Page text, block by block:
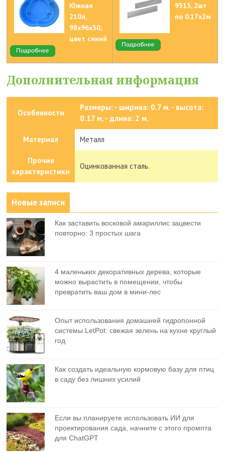
Южная
210л,
98х96х30,
цвет синий
9315, 2шт
по 0,17х2м
Дополнительная информация
Особенности
Размеры: - ширина: 0.7 м. - высота:
0.17 м. - длина: 2 м.
Материал Металл
Прочие
характеристики
Оцинкованная сталь.
Новые записи
Как заставить восковой амариллис зацвести
повторно: 3 простых шага
4 маленьких декоративных дерева, которые
можно вырастить в помещении, чтобы
превратить ваш дом в мини-лес
Опыт использования домашней гидропонной
системы LetPot: свежая зелень на кухне круглый
год
Как создать идеальную кормовую базу для птиц
в саду без лишних усилий
Если вы планируете использовать ИИ для
проектирования сада, начните с этого промпта
для ChatGPT